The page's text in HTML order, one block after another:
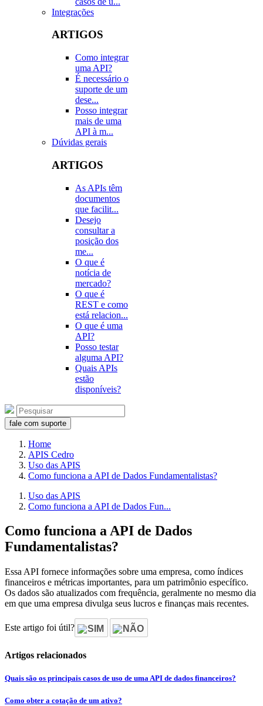
Integrações
ARTIGOS
Como integrar
uma API?
É necessário o
suporte de um
dese...
Posso integrar
mais de uma
API à m...
Dúvidas gerais
ARTIGOS
As APIs têm
documentos
que facilit...
Desejo
consultar a
posição dos
me...
O que é
notícia de
mercado?
O que é
REST e como
está relacion...
O que é uma
API?
Posso testar
alguma API?
Quais APIs
estão
disponíveis?
fale com suporte
Home
APIS Cedro
Uso das APIS
Como funciona a API de Dados Fundamentalistas?
Uso das APIS
Como funciona a API de Dados Fun...
Como funciona a API de Dados
Fundamentalistas?
Essa API fornece informações sobre uma empresa, como índices
financeiros e métricas importantes, para um patrimônio específico.
Os dados são atualizados com frequência, geralmente no mesmo dia
em que uma empresa divulga seus lucros e finanças mais recentes.
Este artigo foi útil? SIM NÃO
Artigos relacionados
Quais são os principais casos de uso de uma API de dados financeiros?
Como obter a cotação de um ativo?